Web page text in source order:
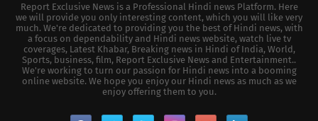
Report Exclusive News is a Professional Hindi news Platform. Here
we will provide you only interesting content, which you will like very
much. We're dedicated to providing you the best of Hindi news, with
a focus on dependability and Hindi news website, watch live tv
coverages, Latest Khabar, Breaking news in Hindi of India, World,
Sports, business, film, Report Exclusive News and Entertainment..
We're working to turn our passion for Hindi news into a booming
online website. We hope you enjoy our Hindi news as much as we
enjoy offering them to you.